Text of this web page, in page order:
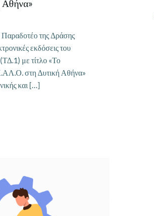
Αθήνα»
Παραδοτέο της Δράσης
εκδόσεις του
με τίτλο «Το
στη Δυτική Αθήνα»
και […]